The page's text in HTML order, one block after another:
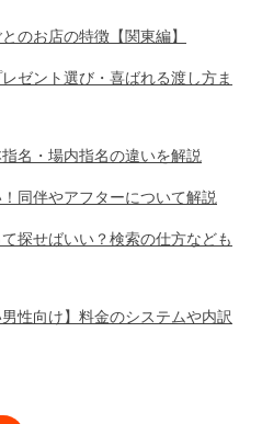
のお店の特徴【関東編】
ゼント選び・喜ばれる渡し方ま
名・場内指名の違いを解説
同伴やアフターについて解説
探せばいい？検索の仕方なども
性向け】料金のシステムや内訳